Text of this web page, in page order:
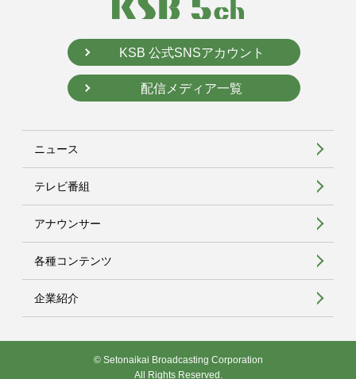
KSB 公式SNSアカウント
配信メディア一覧
ニュース
テレビ番組
アナウンサー
各種コンテンツ
企業紹介
© Setonaikai Broadcasting Corporation
All Rights Reserved.